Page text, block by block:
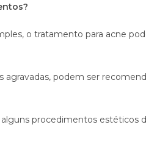
o tratamento para acne
agravadas, podem ser
procedimentos estéticos